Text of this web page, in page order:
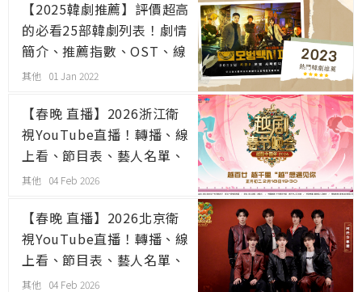
【2025韓劇推薦】評價超高
的必看25部韓劇列表！劇情
簡介、推薦指數、OST、線
上看
其他 01 Jan 2022
【春晚 直播】2026浙江衛
視YouTube直播！轉播、線
上看、節目表、藝人名單、
跨年
其他 04 Feb 2026
【春晚 直播】2026北京衛
視YouTube直播！轉播、線
上看、節目表、藝人名單、
跨年
其他 04 Feb 2026